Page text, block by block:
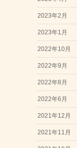
2023年2月
2023年1月
2022年10月
2022年9月
2022年8月
2022年6月
2021年12月
2021年11月